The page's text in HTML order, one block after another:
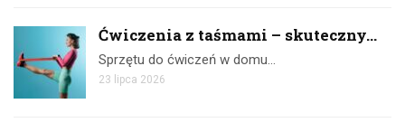
Ćwiczenia z taśmami – skuteczny...
Sprzętu do ćwiczeń w domu…
23 lipca 2026